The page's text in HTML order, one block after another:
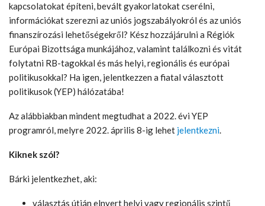
kapcsolatokat építeni, bevált gyakorlatokat cserélni,
információkat szerezni az uniós jogszabályokról és az uniós
finanszírozási lehetőségekről? Kész hozzájárulni a Régiók
Európai Bizottsága munkájához, valamint találkozni és vitát
folytatni RB-tagokkal és más helyi, regionális és európai
politikusokkal? Ha igen, jelentkezzen a fiatal választott
politikusok (YEP) hálózatába!
Az alábbiakban mindent megtudhat a 2022. évi YEP
programról, melyre 2022. április 8-ig lehet jelentkezni.
Kiknek szól?
Bárki jelentkezhet, aki:
választás útján elnyert helyi vagy regionális szintű